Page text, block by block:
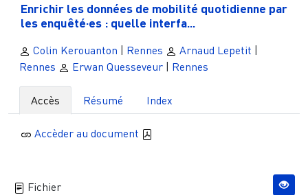
Enrichir les données de mobilité quotidienne par
les enquêté·es : quelle interfa...
Colin Kerouanton Rennes Arnaud Lepetit
Rennes
Erwan Quesseveur Rennes
Accès Résumé Index
Accèder au document
Fichier